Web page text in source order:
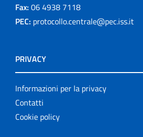
Fax: 06 4938 7118
PEC: protocollo.centrale@pec.iss.it
PRIVACY
Informazioni per la privacy
Contatti
Cookie policy